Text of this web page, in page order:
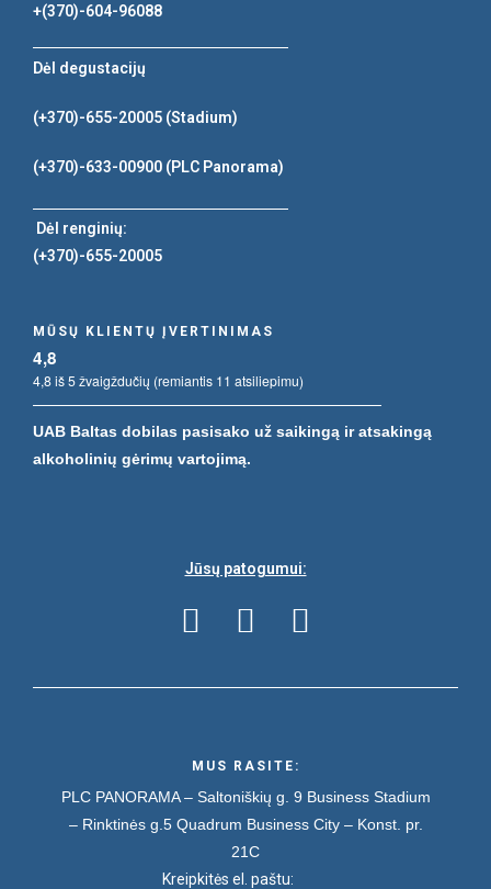
+(370)-604-96088
Dėl degustacijų
(+370)-655-20005 (Stadium)
(+370)-633-00900 (PLC Panorama)
Dėl renginių:
(+370)-655-20005
MŪSŲ KLIENTŲ ĮVERTINIMAS
4,8
4,8 iš 5 žvaigždučių (remiantis 11 atsiliepimu)
UAB Baltas dobilas pasisako už saikingą ir atsakingą
alkoholinių gėrimų vartojimą.
Jūsų patogumui:
MUS RASITE:
PLC PANORAMA – Saltoniškių g. 9 Business Stadium
– Rinktinės g.5 Quadrum Business City – Konst. pr.
21C
Kreipkitės el. paštu: